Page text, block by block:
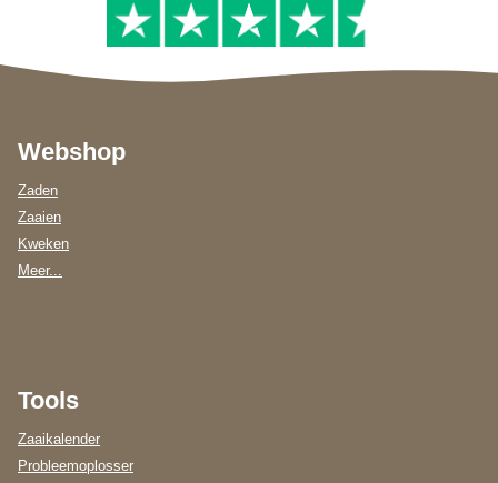
Webshop
Zaden
Zaaien
Kweken
Meer...
Tools
Zaaikalender
Probleemoplosser